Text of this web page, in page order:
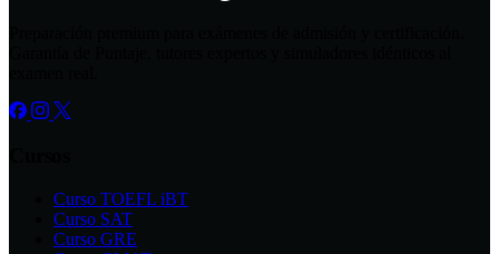
Curso TOEFL iBT
Curso SAT
Curso GRE